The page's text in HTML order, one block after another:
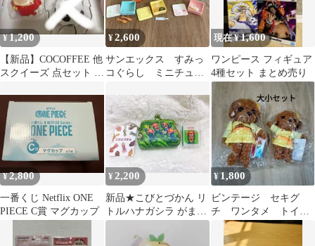
¥1,200
【新品】COCOFFEE 他
スクイーズ 点セット ま
¥2,600
サンエックス すみっ
コぐらし ミニチュ
現在 ¥1,600
ワンピース フィギュア
4種セット まとめ売り
¥2,800
一番くじ Netflix ONE
PIECE C賞 マグカップ
¥2,200
新品★こびとづかん リ
トルハナガシラ がま口
財布 expoクリップピン
バッジ★
¥ 1,800
ビンテージ セキグ
チ ワンタメ トイプ
ードル 犬 ぬいぐる
み 人形 レトロ 2個